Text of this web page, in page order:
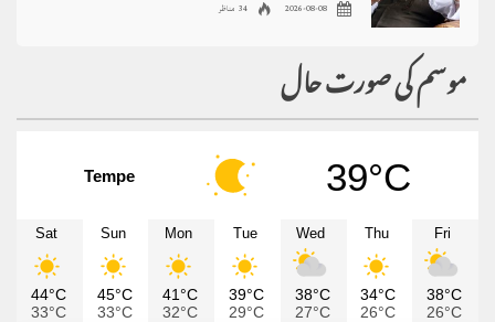
2026-08-08 34 مناظر
موسم کی صورت حال
Tempe 39°C
Sat
44°C
33°C
Sun
45°C
33°C
Mon
41°C
32°C
Tue
39°C
29°C
Wed
38°C
27°C
Thu
34°C
26°C
Fri
38°C
26°C